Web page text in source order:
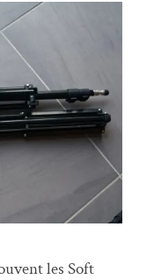
les Soft